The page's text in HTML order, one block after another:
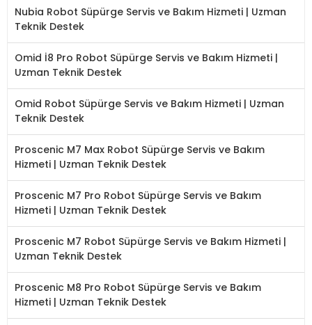
Nubia Robot Süpürge Servis ve Bakım Hizmeti | Uzman
Teknik Destek
Omid İ8 Pro Robot Süpürge Servis ve Bakım Hizmeti |
Uzman Teknik Destek
Omid Robot Süpürge Servis ve Bakım Hizmeti | Uzman
Teknik Destek
Proscenic M7 Max Robot Süpürge Servis ve Bakım
Hizmeti | Uzman Teknik Destek
Proscenic M7 Pro Robot Süpürge Servis ve Bakım
Hizmeti | Uzman Teknik Destek
Proscenic M7 Robot Süpürge Servis ve Bakım Hizmeti |
Uzman Teknik Destek
Proscenic M8 Pro Robot Süpürge Servis ve Bakım
Hizmeti | Uzman Teknik Destek